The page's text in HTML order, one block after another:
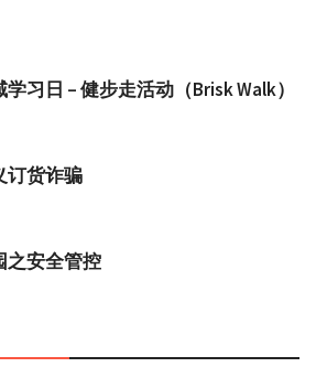
习日 – 健步走活动（Brisk Walk）
订货诈骗
之安全管控